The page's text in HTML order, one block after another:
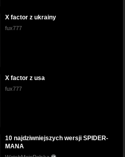
X factor z ukrainy
fux777
X factor z usa
fux777
10 najdziwniejszych wersji SPIDER-
MANA